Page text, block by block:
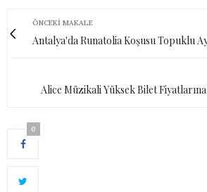
ÖNCEKI MAKALE
Antalya'da Runatolia Koşusu Topuklu
Alice Müzikali Yüksek Bilet
0